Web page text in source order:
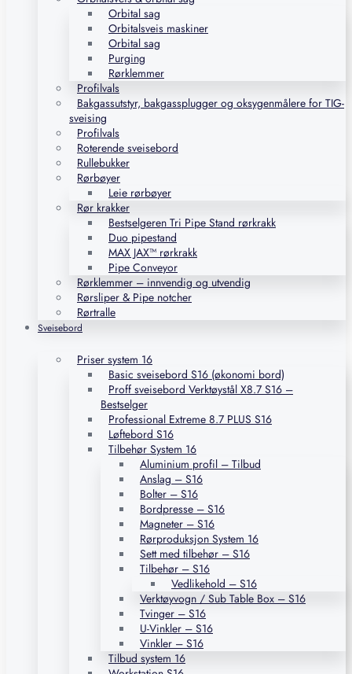
Orbital sag
Orbitalsveis maskiner
Orbital sag
Purging
Rørklemmer
Profilvals
Bakgassutstyr, bakgassplugger og oksygenmålere for TIG-
sveising
Profilvals
Roterende sveisebord
Rullebukker
Rørbøyer
Leie rørbøyer
Rør krakker
Bestselgeren Tri Pipe Stand rørkrakk
Duo pipestand
MAX JAX™ rørkrakk
Pipe Conveyor
Rørklemmer – innvendig og utvendig
Rørsliper & Pipe notcher
Rørtralle
Sveisebord
Priser system 16
Basic sveisebord S16 (økonomi bord)
Proff sveisebord Verktøystål X8.7 S16 –
Bestselger
Professional Extreme 8.7 PLUS S16
Løftebord S16
Tilbehør System 16
Aluminium profil – Tilbud
Anslag – S16
Bolter – S16
Bordpresse – S16
Magneter – S16
Rørproduksjon System 16
Sett med tilbehør – S16
Tilbehør – S16
Vedlikehold – S16
Verktøyvogn / Sub Table Box – S16
Tvinger – S16
U-Vinkler – S16
Vinkler – S16
Tilbud system 16